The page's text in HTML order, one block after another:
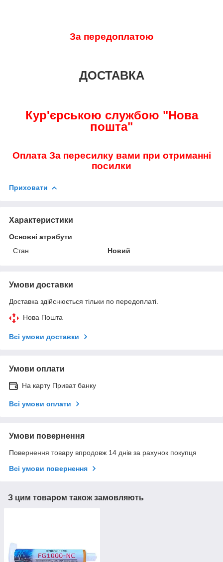
За передоплатою
ДОСТАВКА
Кур'єрською службою "Нова
пошта"
Оплата За пересилку вами при отриманні
посилки
Приховати
Характеристики
Основні атрибути
Стан
Новий
Умови доставки
Доставка здійснюється тільки по передоплаті.
Нова Пошта
Всі умови доставки
Умови оплати
На карту Приват банку
Всі умови оплати
Умови повернення
Повернення товару впродовж 14 днів за рахунок покупця
Всі умови повернення
З цим товаром також замовляють